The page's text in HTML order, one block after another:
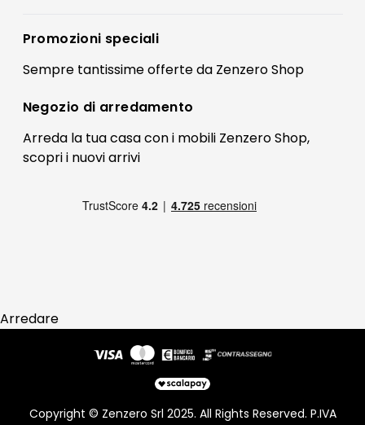
Preferenze Cookies
Termini e condizioni
Contatti
FAQ
Pagamenti
Registrati
Il mio account
Promozioni speciali
Sempre tantissimeofferteda Zenzero Shop
Negozio di arredamento
Arreda la tua casa con i mobili Zenzero Shop,
scopri i nuovi arrivi
Arredare
Copyright © Zenzero Srl 2025. All Rights Reserved. P.IVA